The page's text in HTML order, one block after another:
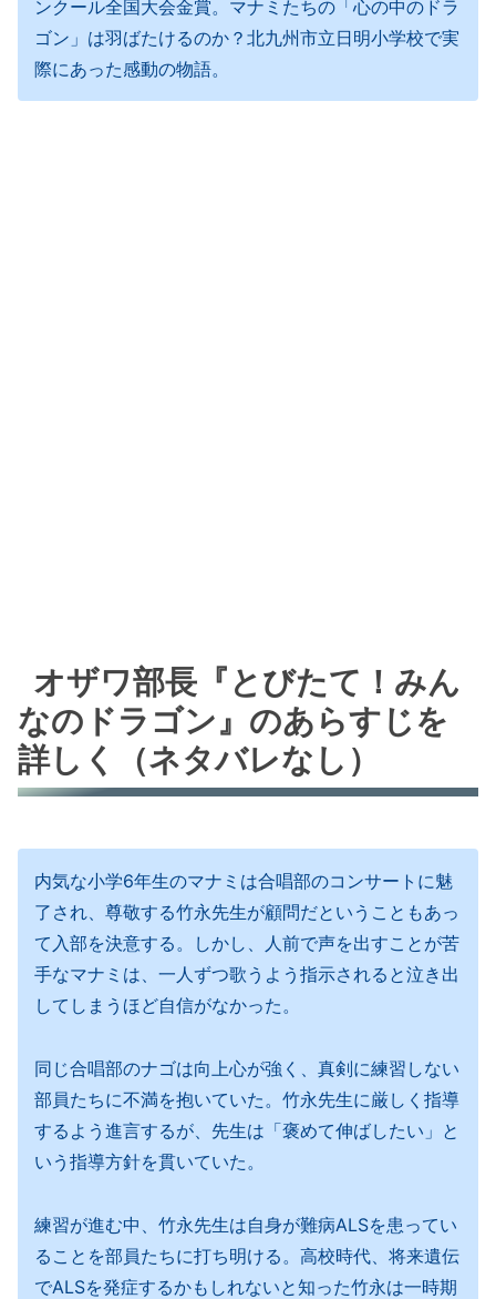
ンクール全国大会金賞。マナミたちの「心の中のドラ
ゴン」は羽ばたけるのか？北九州市立日明小学校で実
際にあった感動の物語。
オザワ部長『とびたて！みん
なのドラゴン』のあらすじを
詳しく（ネタバレなし）
内気な小学6年生のマナミは合唱部のコンサートに魅
了され、尊敬する竹永先生が顧問だということもあっ
て入部を決意する。しかし、人前で声を出すことが苦
手なマナミは、一人ずつ歌うよう指示されると泣き出
してしまうほど自信がなかった。
同じ合唱部のナゴは向上心が強く、真剣に練習しない
部員たちに不満を抱いていた。竹永先生に厳しく指導
するよう進言するが、先生は「褒めて伸ばしたい」と
いう指導方針を貫いていた。
練習が進む中、竹永先生は自身が難病ALSを患ってい
ることを部員たちに打ち明ける。高校時代、将来遺伝
でALSを発症するかもしれないと知った竹永は一時期